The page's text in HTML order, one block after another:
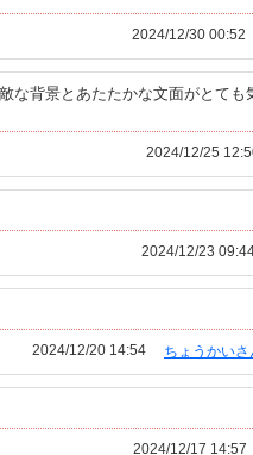
2024/12/30 00:52
な背景とあたたかな文面がとても
2024/12/25
2024/12/23
ちょうかい
2024/12/20 14:54
2024/12/17 14:57